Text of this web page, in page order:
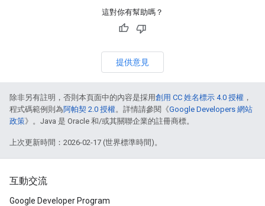
這對你有幫助嗎？
提供意見
除非另有註明，否則本頁面中的內容是採用創用 CC 姓名標示 4.0 授權 ，
程式碼範例則為阿帕契 2.0 授權。詳情請參閱《Google Developers 網站
政策》。Java 是 Oracle 和/或其關聯企業的註冊商標。
上次更新時間：2026-02-17 (世界標準時間)。
互動交流
Google Developer Program